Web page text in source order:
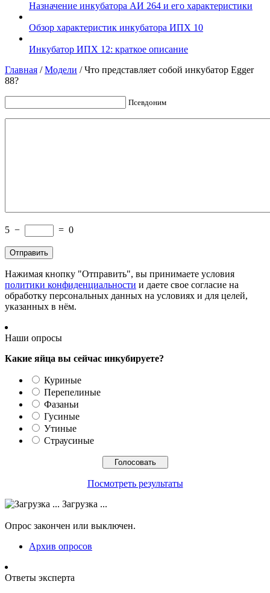
Назначение инкубатора АИ 264 и его характеристики
Обзор характеристик инкубатора ИПХ 10
Инкубатор ИПХ 12: краткое описание
Главная /Модели /Что представляет собой инкубатор Egger
88?
Псевдоним
5 − = 0
Нажимая кнопку "Отправить", вы принимаете условия
политики конфиденциальности и даете свое согласие на
обработку персональных данных на условиях и для целей,
указанных в нём.
Наши опросы
Какие яйца вы сейчас инкубируете?
Куриные
Перепелиные
Фазаньи
Гусиные
Утиные
Страусиные
Посмотреть результаты
Загрузка ...
Опрос закончен или выключен.
Архив опросов
Ответы эксперта